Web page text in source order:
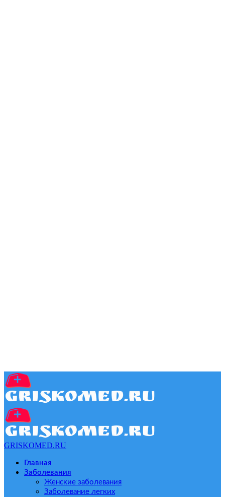
GRISKOMED.RU
Главная
Заболевания
Женские заболевания
Заболевание легких